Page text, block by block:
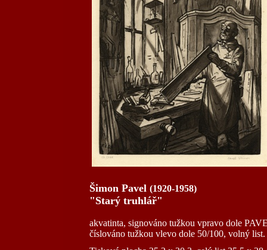
Šimon Pavel (1920-1958)
"Starý truhlář"
akvatinta, signováno tužkou vpravo dole
číslováno tužkou vlevo dole 50/100, volný